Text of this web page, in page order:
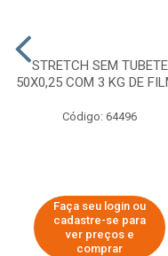
STRETCH SEM TUBETE
50X0,25 COM 3 KG DE
Código: 64496
Faça seu login ou
cadastre-se para
ver preços e
comprar